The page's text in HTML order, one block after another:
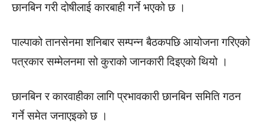
छानबिन गरी दोषीलाई कारबाही गर्ने भएको छ ।
पाल्पाको तानसेनमा शनिबार सम्पन्न बैठकपछि आयोजना गरिएको
पत्रकार सम्मेलनमा सो कुराको जानकारी दिइएको थियो ।
छानबिन र कारवाहीका लागि प्रभावकारी छानबिन समिति गठन
गर्ने समेत जनाएइको छ ।